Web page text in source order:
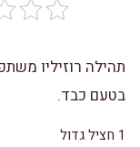
תהילה רוזיליו
בטעם כבד.
1 חציל גדול